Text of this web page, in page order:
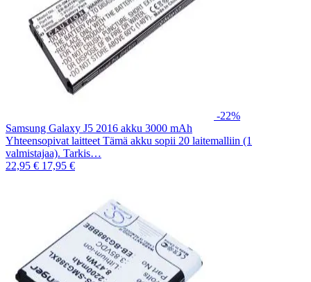
-22%
Samsung Galaxy J5 2016 akku 3000 mAh
Yhteensopivat laitteet Tämä akku sopii 20 laitemalliin (1
valmistajaa). Tarkis…
22,95 € 17,95 €